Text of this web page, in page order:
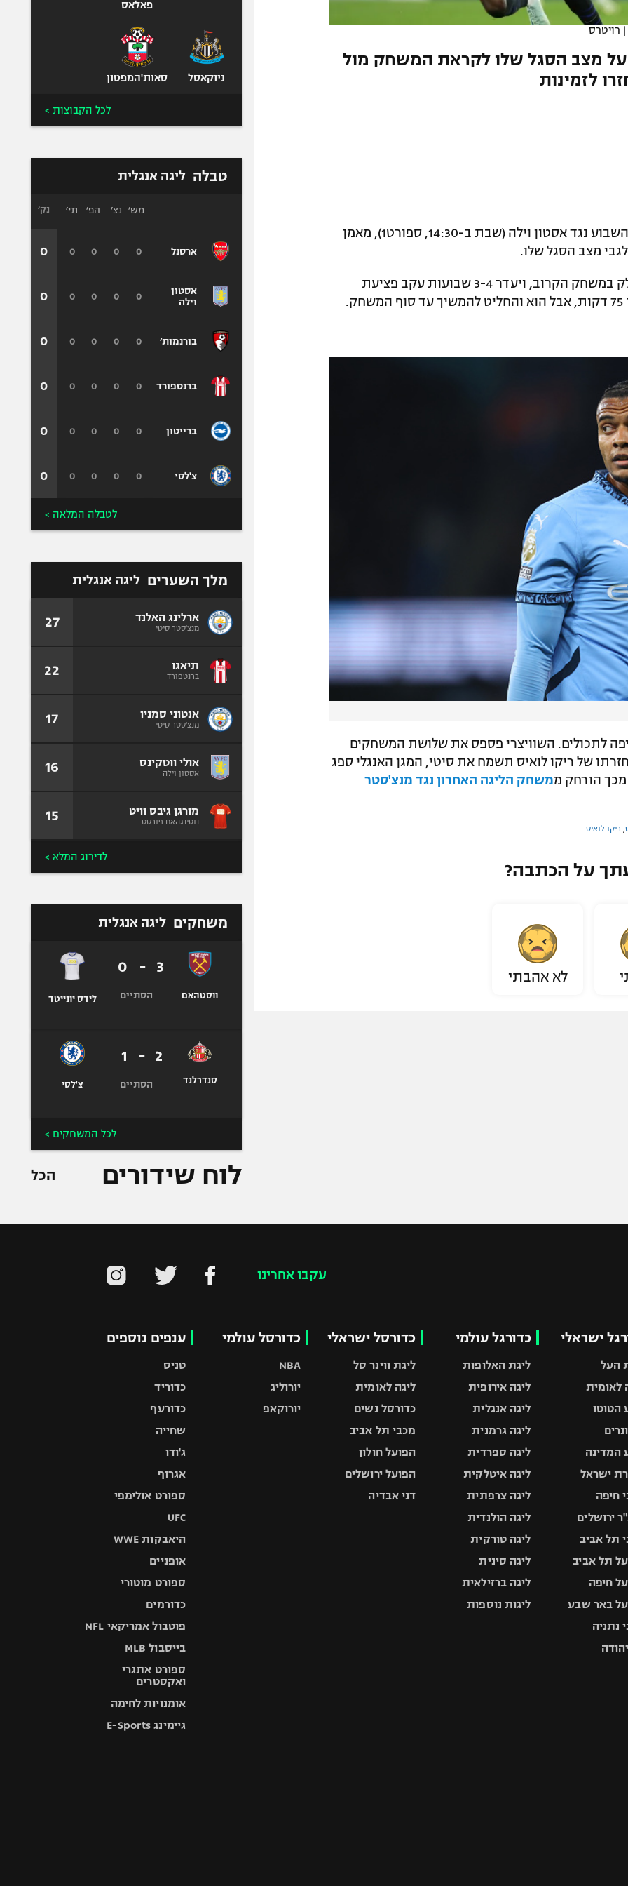
| רויטרס
על מצב הסגל שלו לקראת המשחק מול
לזמינות
במסיבת עיתונאים לקראת המשחק בסוף השבוע נגד אסטון וילה (שבת ב-14:30, ספורט1), מאמן
מצב הסגל שלו.
גווארדיולה הודיע כי רובן דיאס לא יקח חלק במשחק הקרוב, ויעדר 3-4 שבועות עקב פציעת
שריר: "נגד יונייטד הוא הרגיש משהו אחרי 75 דקות, אבל הוא והחליט להמשיך עד סוף המשחק.
לתכולים. השוויצרי פספס את שלושת המשחקים
של ריקו לואיס תשמח את סיטי, המגן האנגלי ספג
מכך הורחק ממשחק הליגה האחרון נגד מנצ'סטר
ריקו לואיס
על הכתבה?
לא אהבתי
פאלאס
ניוקאסל סאות'המפטון
לכל הקבוצות >
טבלה ליגה אנגלית
ארסנל
אסטון
וילה
בורנמות׳
ברנטפורד
ברייטון
צ'לסי
מש׳ נצ׳ הפ׳ תי׳
0
0
0
0
0
0
0
0
0
0
0
0
0
0
0
0
0
0
0
0
0
0
0
0
נק׳
0
0
0
0
0
0
לטבלה המלאה >
מלך השערים ליגה אנגלית
ארלינג האלנד
מנצ'סטר סיטי 27
תיאגו
ברנטפורד 22
אנטוני סמניו
מנצ'סטר סיטי 17
אולי ווטקינס
אסטון וילה 16
מורגן גיבס וויט
נוטינגהאם פורסט 15
לדירוג המלא >
משחקים ליגה אנגלית
ווסטהאם
3
-
0
הסתיים לידס יונייטד
סנדרלנד
2
-
1
הסתיים צ'לסי
לכל המשחקים >
לוח שידורים הכל
עקבו אחרינו
ישראלי
העל
לאומית
הטוטו
המדינה
ישראל
חיפה
ירושלים
תל אביב
תל אביב
חיפה
באר שבע
נתניה
כדורגל עולמי
ליגת האלופות
ליגה אירופית
ליגה אנגלית
ליגה גרמנית
ליגה ספרדית
ליגה איטלקית
ליגה צרפתית
ליגה הולנדית
ליגה טורקית
ליגה סינית
ליגה ברזילאית
ליגות נוספות
כדורסל ישראלי
ליגת ווינר סל
ליגה לאומית
כדורסל נשים
מכבי תל אביב
הפועל חולון
הפועל ירושלים
דני אבדיה
כדורסל עולמי
NBA
יורוליג
יורוקאפ
ענפים נוספים
טניס
כדוריד
כדורעף
שחייה
ג'ודו
אגרוף
ספורט אולימפי
UFC
היאבקות WWE
אופניים
ספורט מוטורי
כדורמים
פוטבול אמריקאי NFL
בייסבול MLB
ספורט אתגרי
ואקסטרים
אומנויות לחימה
גיימינג E-Sports